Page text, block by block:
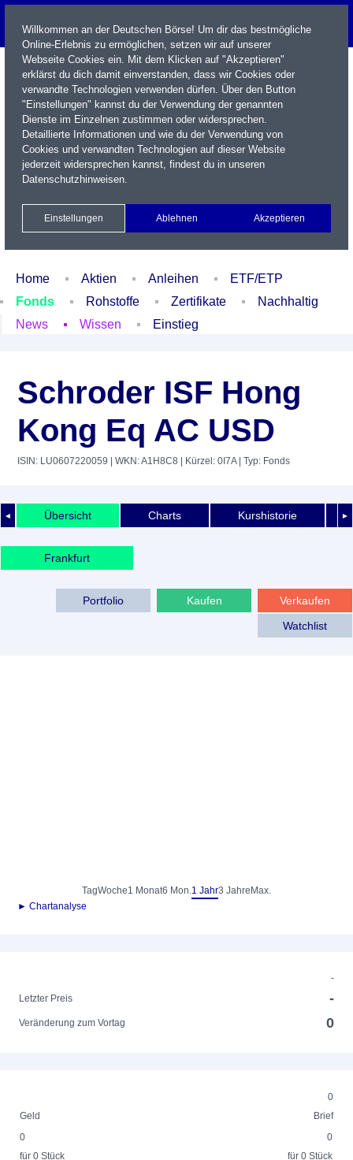
Name / WKN / ISIN / Kürzel
Xetra Realtime
Watchlist Portfolio Login
Home Aktien Anleihen
ETF/ETP
Fonds
Rohstoffe Zertifikate
Nachhaltig
News
Wissen Einstieg
Schroder ISF Hong
Kong Eq AC USD
ISIN: LU0607220059 | WKN: A1H8C8 | Kürzel: 0I7A| Typ: Fonds
◄ ►
Übersicht Charts Kurshistorie
Frankfurt
Verkaufen
Kaufen
Portfolio
Watchlist
TagWoche1 Monat6 Mon.1 Jahr3 Jahre Max.
► Chartanalyse
-
Letzter Preis
-
Veränderung zum Vortag 0
0
Geld
Brief
0
für 0 Stück
0
für 0 Stück
Willkommen an der Deutschen Börse! Um dir das bestmögliche
Online-Erlebnis zu ermöglichen, setzen wir auf unserer
Webseite Cookies ein. Mit dem Klicken auf "Akzeptieren"
erklärst du dich damit einverstanden, dass wir Cookies oder
verwandte Technologien verwenden dürfen. Über den Button
"Einstellungen" kannst du der Verwendung der genannten
Dienste im Einzelnen zustimmen oder widersprechen.
Detaillierte Informationen und wie du der Verwendung von
Cookies und verwandten Technologien auf dieser Website
jederzeit widersprechen kannst, findest du in unseren
Datenschutzhinweisen.
Einstellungen Ablehnen Akzeptieren